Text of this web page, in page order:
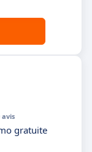
avis
gratuite